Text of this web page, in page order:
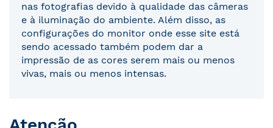
nas fotografias devido à qualidade das câmeras
e à iluminação do ambiente. Além disso, as
configurações do monitor onde esse site está
sendo acessado também podem dar a
impressão de as cores serem mais ou menos
vivas, mais ou menos intensas.